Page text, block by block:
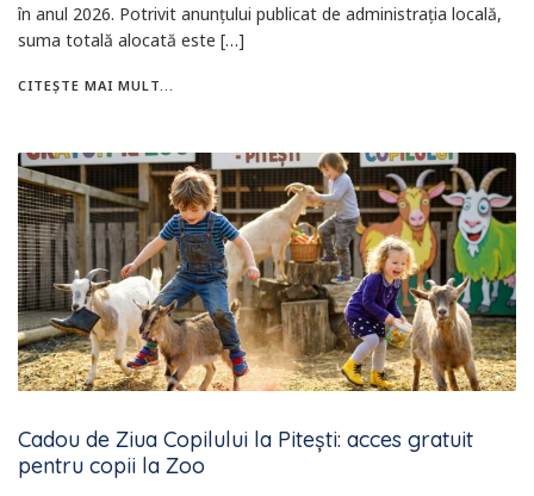
în anul 2026. Potrivit anunțului publicat de administrația locală,
suma totală alocată este […]
CITEȘTE MAI MULT...
Cadou de Ziua Copilului la Pitești: acces gratuit
pentru copii la Zoo